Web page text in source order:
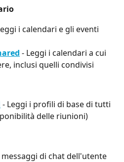
i calendari e gli eventi
- Leggi i calendari a cui
inclusi quelli condivisi
- Leggi i profili di base di tutti
delle riunioni)
messaggi di chat dell'utente